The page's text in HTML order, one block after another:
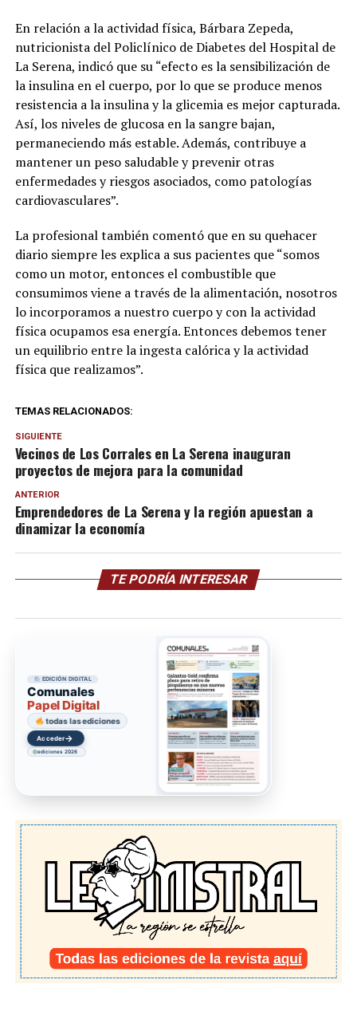
En relación a la actividad física, Bárbara Zepeda,
nutricionista del Policlínico de Diabetes del Hospital de
La Serena, indicó que su “efecto es la sensibilización de
la insulina en el cuerpo, por lo que se produce menos
resistencia a la insulina y la glicemia es mejor capturada.
Así, los niveles de glucosa en la sangre bajan,
permaneciendo más estable. Además, contribuye a
mantener un peso saludable y prevenir otras
enfermedades y riesgos asociados, como patologías
cardiovasculares”.
La profesional también comentó que en su quehacer
diario siempre les explica a sus pacientes que “somos
como un motor, entonces el combustible que
consumimos viene a través de la alimentación, nosotros
lo incorporamos a nuestro cuerpo y con la actividad
física ocupamos esa energía. Entonces debemos tener
un equilibrio entre la ingesta calórica y la actividad
física que realizamos”.
TEMAS RELACIONADOS:
SIGUIENTE
Vecinos de Los Corrales en La Serena inauguran
proyectos de mejora para la comunidad
ANTERIOR
Emprendedores de La Serena y la región apuestan a
dinamizar la economía
TE PODRÍA INTERESAR
EDICIÓN DIGITAL
Comunales
Papel Digital
todas las ediciones
Acceder→
ediciones 2026